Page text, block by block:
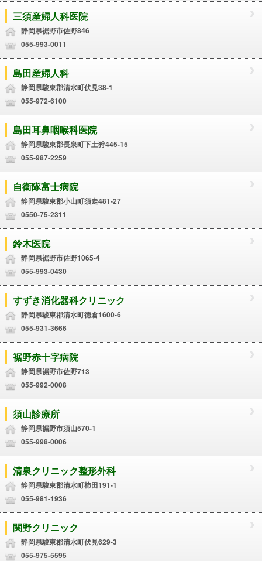
三須産婦人科医院
静岡県裾野市佐野846
055-993-0011
島田産婦人科
静岡県駿東郡清水町伏見38-1
055-972-6100
島田耳鼻咽喉科医院
静岡県駿東郡長泉町下土狩445-15
055-987-2259
自衛隊富士病院
静岡県駿東郡小山町須走481-27
0550-75-2311
鈴木医院
静岡県裾野市佐野1065-4
055-993-0430
すずき消化器科クリニック
静岡県駿東郡清水町徳倉1600-6
055-931-3666
裾野赤十字病院
静岡県裾野市佐野713
055-992-0008
須山診療所
静岡県裾野市須山570-1
055-998-0006
清泉クリニック整形外科
静岡県駿東郡清水町柿田191-1
055-981-1936
関野クリニック
静岡県駿東郡清水町伏見629-3
055-975-5595